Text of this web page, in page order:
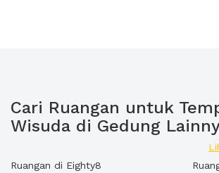
Cari Ruangan untuk
Wisuda di Gedung
Ruangan di Eighty8